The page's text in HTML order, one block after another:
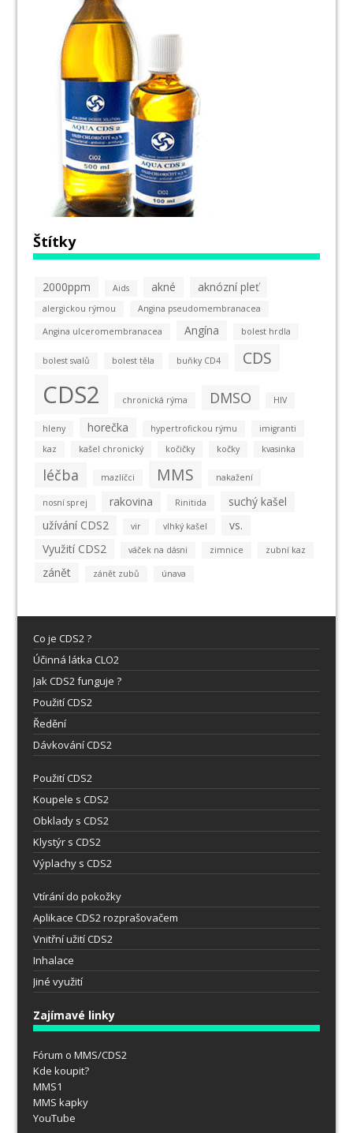
Štítky
2000ppm Aids akné aknózní pleť
alergickou rýmou Angina pseudomembranacea
Angina ulceromembranacea Angína bolest hrdla
bolest svalů bolest těla buňky CD4 CDS
CDS2 chronická rýma DMSO HIV
hleny horečka hypertrofickou rýmu
imigranti
kaz
kašel chronický kočičky kočky kvasinka
léčba mazlíčci MMS nakažení
nosní sprej rakovina Rinitida
suchý kašel
užívání CDS2
vir vlhký kašel
vs.
Využití CDS2
váček na dásni zimnice zubní kaz
zánět zánět zubů únava
Co je CDS2 ?
Účinná látka CLO2
Jak CDS2 funguje ?
Použití CDS2
Ředění
Dávkování CDS2
Použití CDS2
Koupele s CDS2
Obklady s CDS2
Klystýr s CDS2
Výplachy s CDS2
Vtírání do pokožky
Aplikace CDS2 rozprašovačem
Vnitřní užití CDS2
Inhalace
Jiné využití
Zajímavé linky
Fórum o MMS/CDS2
Kde koupit?
MMS1
MMS kapky
YouTube